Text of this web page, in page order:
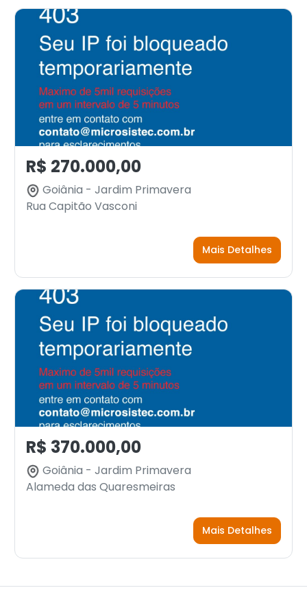
R$ 270.000,00
Goiânia - Jardim Primavera
Rua Capitão Vasconi
Mais Detalhes
R$ 370.000,00
Goiânia - Jardim Primavera
Alameda das Quaresmeiras
Mais Detalhes